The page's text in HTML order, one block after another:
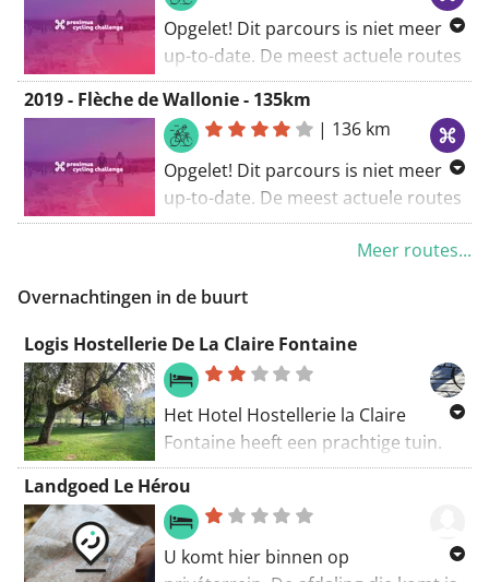
Opgelet! Dit parcours is niet meer
up-to-date. De meest actuele routes
vind je via
www.proximuscyclingchallenge.be
2019 - Flèche de Wallonie - 135km
| 136 km
Opgelet! Dit parcours is niet meer
up-to-date. De meest actuele routes
vind je via
www.proximuscyclingchallenge.be.
Meer routes...
Overnachtingen in de buurt
Logis Hostellerie De La Claire Fontaine
Het Hotel Hostellerie la Claire
Fontaine heeft een prachtige tuin.
Zeker in de herfst is het een
overweldiging van kleuren.
Landgoed Le Hérou
U komt hier binnen op